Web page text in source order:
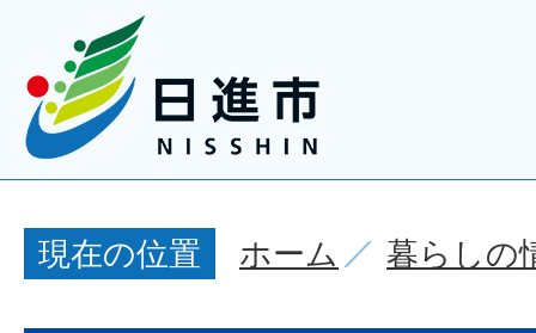
現在の位置 ホーム 暮らしの